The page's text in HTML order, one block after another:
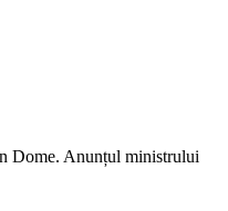
Dome. Anunțul ministrului